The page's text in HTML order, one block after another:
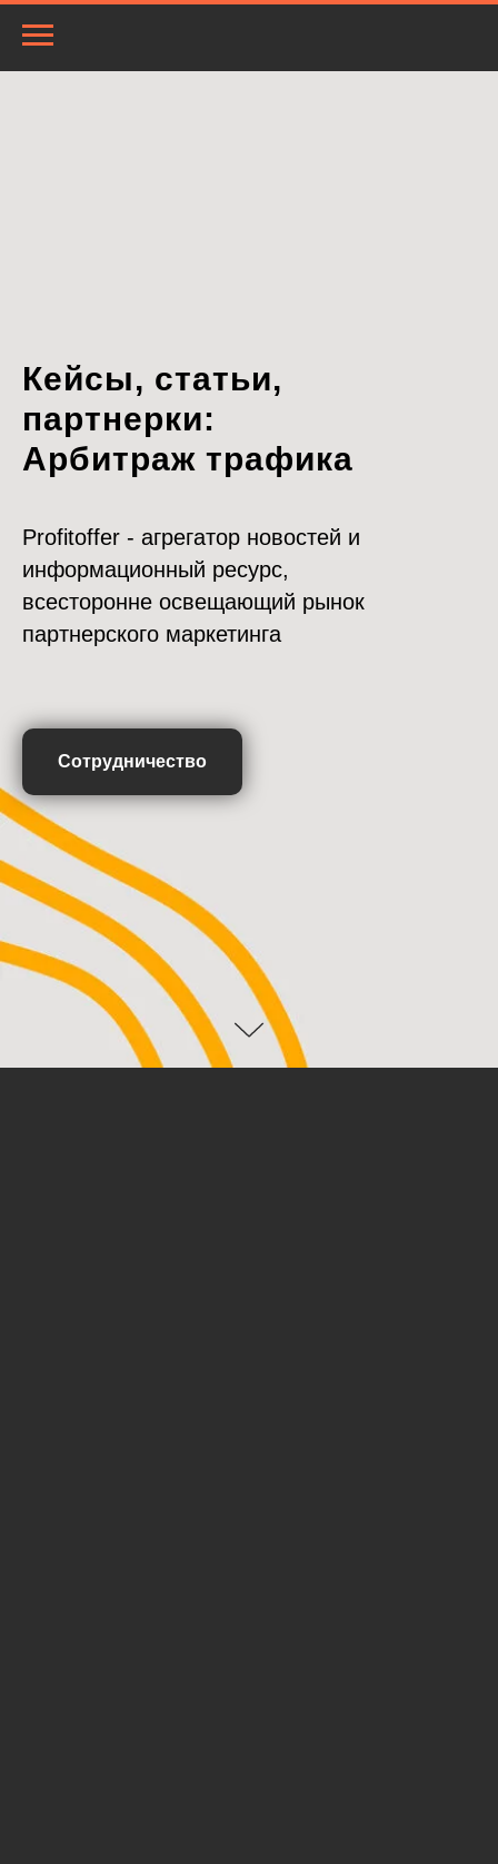
Кейсы, статьи,
партнерки:
Арбитраж трафика
Profitoffer - агрегатор новостей и
информационный ресурс,
всесторонне освещающий рынок
партнерского маркетинга
Сотрудничество